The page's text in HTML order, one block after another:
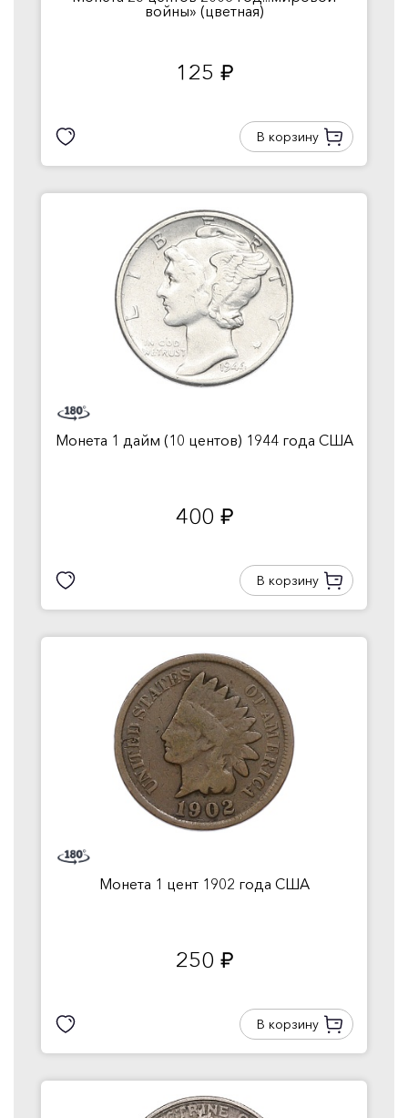
войны» (цветная)
125 руб.
В корзину
Монета 1 дайм (10 центов) 1944 года США
400 руб.
В корзину
Монета 1 цент 1902 года США
250 руб.
В корзину